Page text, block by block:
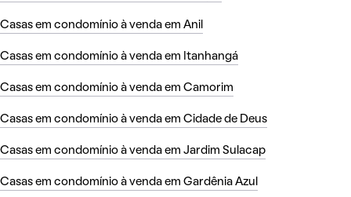
Casas em condomínio à venda em Anil
Casas em condomínio à venda em Itanhangá
Casas em condomínio à venda em Camorim
Casas em condomínio à venda em Cidade de Deus
Casas em condomínio à venda em Jardim Sulacap
Casas em condomínio à venda em Gardênia Azul